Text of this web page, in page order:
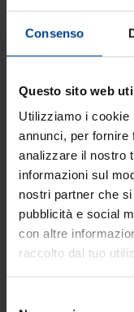
Consenso
Questo sito web
Utilizziamo i cookie
annunci, per fornire
analizzare il nostro
informazioni sul
nostri partner che
pubblicità e social
con altre
raccolto dal tuo
In un mercato in
extravergine di
esclusivamente
ai cultivar e alle
concetto e
produzione
La strategia di
realizzare una